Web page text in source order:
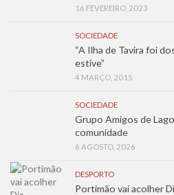
16 FEVEREIRO, 2023
SOCIEDADE
“A Ilha de Tavira foi
estive”
4 MARÇO, 2015
SOCIEDADE
Grupo Amigos de
comunidade
6 AGOSTO, 2026
DESPORTO
Portimão vai acolher